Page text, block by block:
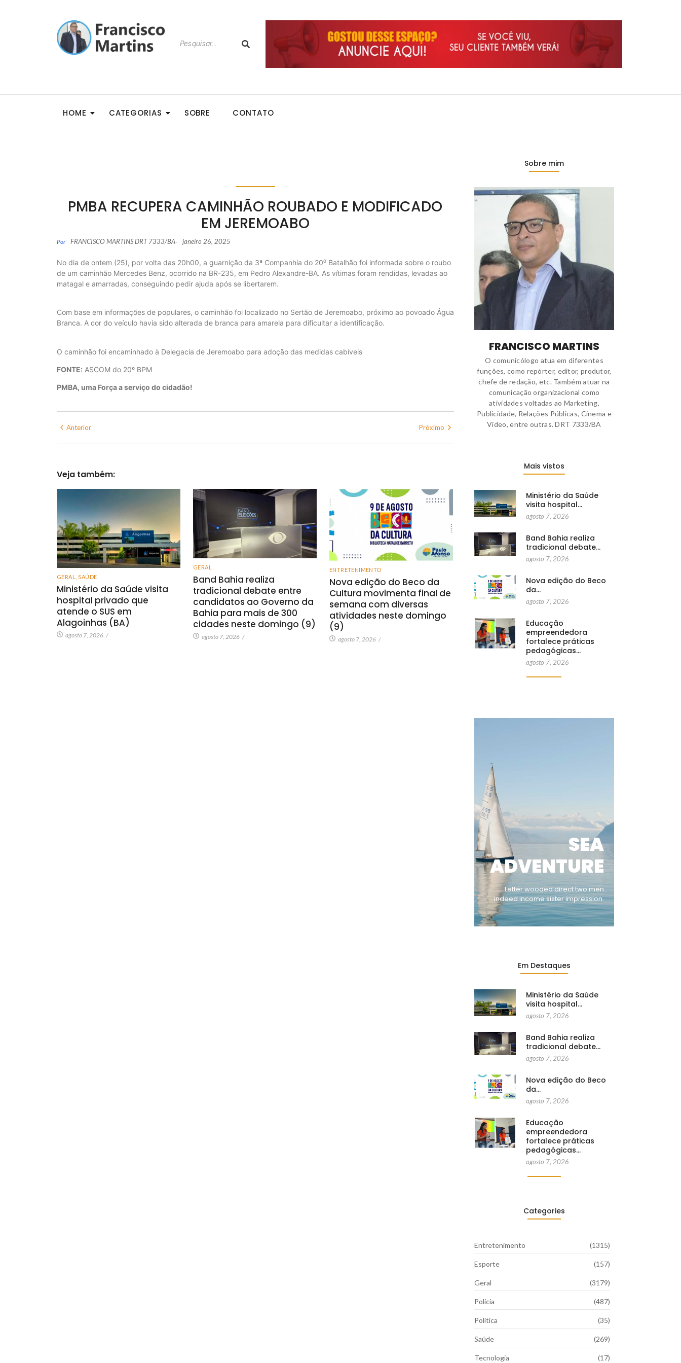
HOME CATEGORIAS SOBRE CONTATO
PMBA RECUPERA CAMINHÃO ROUBADO E MODIFICADO
EM JEREMOABO
Por FRANCISCO MARTINS DRT 7333/BA- janeiro 26, 2025
No dia de ontem (25), por volta das 20h00, a guarnição da 3ª Companhia do 20⁰ Batalhão foi informada sobre o roubo
de um caminhão Mercedes Benz, ocorrido na BR-235, em Pedro Alexandre-BA. As vítimas foram rendidas, levadas ao
matagal e amarradas, conseguindo pedir ajuda após se libertarem.
Com base em informações de populares, o caminhão foi localizado no Sertão de Jeremoabo, próximo ao povoado Água
Branca. A cor do veículo havia sido alterada de branca para amarela para dificultar a identificação.
O caminhão foi encaminhado à Delegacia de Jeremoabo para adoção das medidas cabíveis
FONTE: ASCOM do 20º BPM
PMBA, uma Força a serviço do cidadão!
Anterior Próximo
Veja também:
GERAL SAÚDE
Ministério da Saúde visita
hospital privado que
atende o SUS em
Alagoinhas (BA)
agosto 7, 2026 /
GERAL
Band Bahia realiza
tradicional debate entre
candidatos ao Governo da
Bahia para mais de 300
cidades neste domingo (9)
agosto 7, 2026 /
ENTRETENIMENTO
Nova edição do Beco da
Cultura movimenta final de
semana com diversas
atividades neste domingo
(9)
agosto 7, 2026 /
Sobre mim
FRANCISCO MARTINS
O comunicólogo atua em diferentes
funções, como repórter, editor, produtor,
chefe de redação, etc. Também atuar na
comunicação organizacional como
atividades voltadas ao Marketing,
Publicidade, Relações Públicas, Cinema e
Vídeo, entre outras. DRT 7333/BA
Mais vistos
Ministério da Saúde
visita hospital…
agosto 7, 2026
Band Bahia realiza
tradicional debate…
agosto 7, 2026
Nova edição do Beco
da…
agosto 7, 2026
Educação
empreendedora
fortalece práticas
pedagógicas…
agosto 7, 2026
SEA
ADVENTURE
Letter wooded direct two men
indeed income sister impression.
Em Destaques
Ministério da Saúde
visita hospital…
agosto 7, 2026
Band Bahia realiza
tradicional debate…
agosto 7, 2026
Nova edição do Beco
da…
agosto 7, 2026
Educação
empreendedora
fortalece práticas
pedagógicas…
agosto 7, 2026
Categories
Entretenimento (1315)
Esporte (157)
Geral (3179)
Polícia (487)
Política (35)
Saúde (269)
Tecnologia (17)